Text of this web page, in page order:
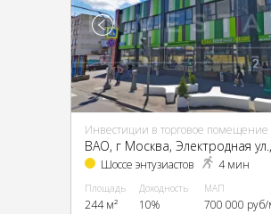
Инвестиции в торговое помещение
Шоссе энтузиастов 4 мин
Площадь
244 м²
Доходность
10%
МАП
700 000